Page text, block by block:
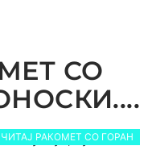
СО
ЧИТАЈ РАКОМЕТ СО ГОРАН